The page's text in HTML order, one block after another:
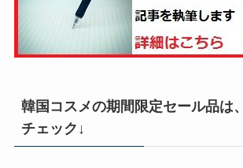
韓国コスメの期間限定セール品は
チェック↓